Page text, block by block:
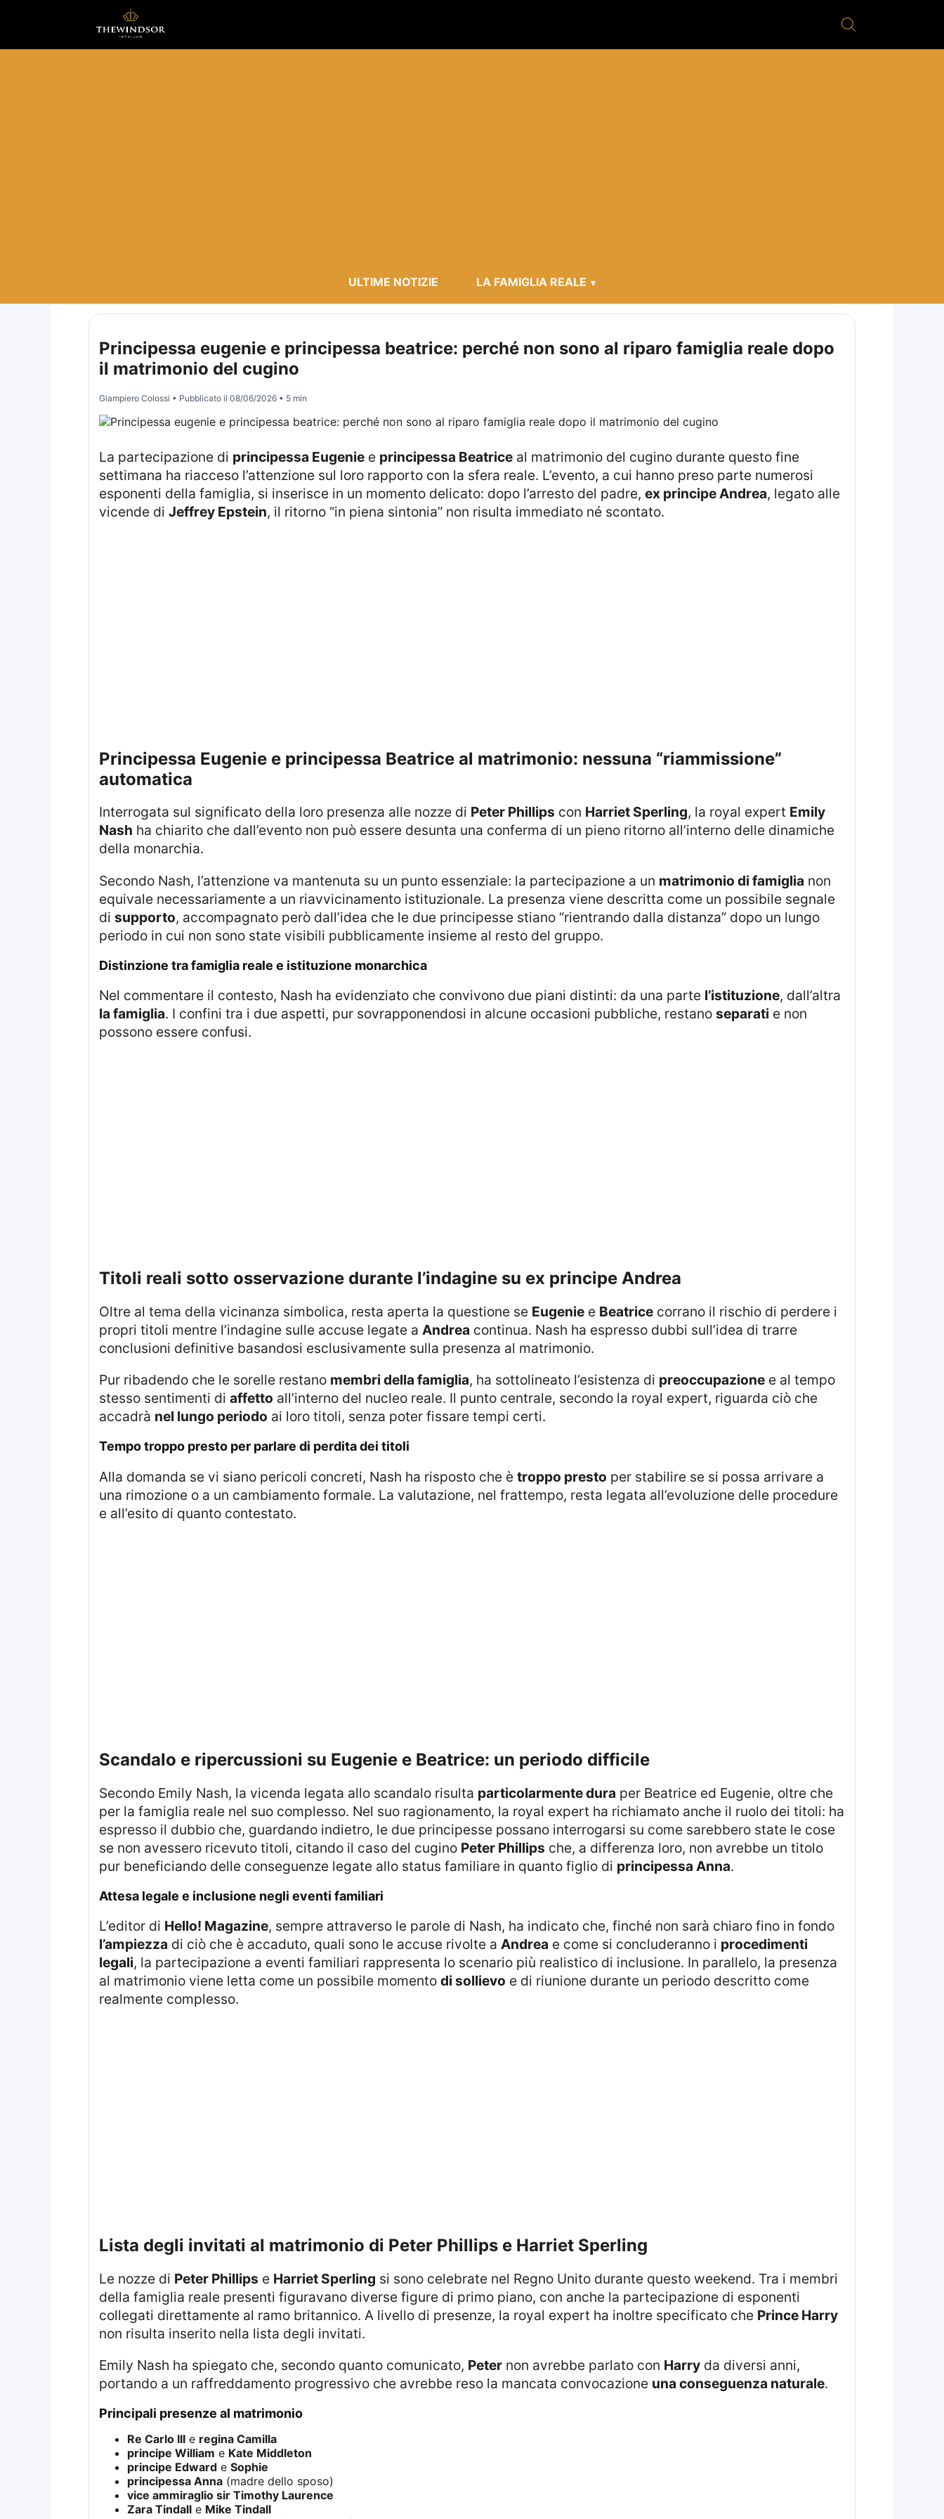
ULTIME NOTIZIE LA FAMIGLIA REALE
Principessa eugenie e principessa beatrice: perché non sono al riparo famiglia reale dopo
il matrimonio del cugino
Giampiero Colossi • Pubblicato il 08/06/2026• 5 min
La partecipazione di principessa Eugeniee principessa Beatriceal matrimonio del cugino durante questo fine
settimana ha riacceso l’attenzione sul loro rapporto con la sfera reale. L’evento, a cui hanno preso parte numerosi
esponenti della famiglia, si inserisce in un momento delicato: dopo l’arresto del padre, ex principe Andrea, legato alle
vicende di Jeffrey Epstein, il ritorno “in piena sintonia” non risulta immediato né scontato.
principessa Eugenie e principessa Beatrice al matrimonio: nessuna “riammissione”
automatica
Interrogata sul significato della loro presenza alle nozze di Peter Phillips con Harriet Sperling, la royal expert Emily
Nash ha chiarito che dall’evento non può essere desunta una conferma di un pieno ritorno all’interno delle dinamiche
della monarchia.
Secondo Nash, l’attenzione va mantenuta su un punto essenziale: la partecipazione a un matrimonio di famiglia non
equivale necessariamente a un riavvicinamento istituzionale. La presenza viene descritta come un possibile segnale
di supporto, accompagnato però dall’idea che le due principesse stiano “rientrando dalla distanza” dopo un lungo
periodo in cui non sono state visibili pubblicamente insieme al resto del gruppo.
distinzione tra famiglia reale e istituzione monarchica
Nel commentare il contesto, Nash ha evidenziato che convivono due piani distinti: da una parte l’istituzione, dall’altra
la famiglia. I confini tra i due aspetti, pur sovrapponendosi in alcune occasioni pubbliche, restano separati e non
possono essere confusi.
titoli reali sotto osservazione durante l’indagine su ex principe Andrea
Oltre al tema della vicinanza simbolica, resta aperta la questione se Eugeniee Beatricecorrano il rischio di perdere i
propri titoli mentre l’indagine sulle accuse legate a Andrea continua. Nash ha espresso dubbi sull’idea di trarre
conclusioni definitive basandosi esclusivamente sulla presenza al matrimonio.
Pur ribadendo che le sorelle restano membri della famiglia, ha sottolineato l’esistenza di preoccupazionee al tempo
stesso sentimenti di affetto all’interno del nucleo reale. Il punto centrale, secondo la royal expert, riguarda ciò che
accadrà nel lungo periodo ai loro titoli, senza poter fissare tempi certi.
tempo troppo presto per parlare di perdita dei titoli
Alla domanda se vi siano pericoli concreti, Nash ha risposto che è troppo presto per stabilire se si possa arrivare a
una rimozione o a un cambiamento formale. La valutazione, nel frattempo, resta legata all’evoluzione delle procedure
e all’esito di quanto contestato.
scandalo e ripercussioni su Eugenie e Beatrice: un periodo difficile
Secondo Emily Nash, la vicenda legata allo scandalo risulta particolarmente dura per Beatrice ed Eugenie, oltre che
per la famiglia reale nel suo complesso. Nel suo ragionamento, la royal expert ha richiamato anche il ruolo dei titoli: ha
espresso il dubbio che, guardando indietro, le due principesse possano interrogarsi su come sarebbero state le cose
se non avessero ricevuto titoli, citando il caso del cugino Peter Phillips che, a differenza loro, non avrebbe un titolo
pur beneficiando delle conseguenze legate allo status familiare in quanto figlio di principessa Anna.
attesa legale e inclusione negli eventi familiari
L’editor di Hello! Magazine, sempre attraverso le parole di Nash, ha indicato che, finché non sarà chiaro fino in fondo
l’ampiezza di ciò che è accaduto, quali sono le accuse rivolte a Andrea e come si concluderanno i procedimenti
legali, la partecipazione a eventi familiari rappresenta lo scenario più realistico di inclusione. In parallelo, la presenza
al matrimonio viene letta come un possibile momento di sollievo e di riunione durante un periodo descritto come
realmente complesso.
lista degli invitati al matrimonio di Peter Phillips e Harriet Sperling
Le nozze di Peter Phillips e Harriet Sperling si sono celebrate nel Regno Unito durante questo weekend. Tra i membri
della famiglia reale presenti figuravano diverse figure di primo piano, con anche la partecipazione di esponenti
collegati direttamente al ramo britannico. A livello di presenze, la royal expert ha inoltre specificato che Prince Harry
non risulta inserito nella lista degli invitati.
Emily Nash ha spiegato che, secondo quanto comunicato, Peternon avrebbe parlato con Harryda diversi anni,
portando a un raffreddamento progressivo che avrebbe reso la mancata convocazione una conseguenza naturale.
principali presenze al matrimonio
Re Carlo IIIe regina Camilla
principe William e Kate Middleton
principe Edwarde Sophie
principessa Anna(madre dello sposo)
vice ammiraglio sir Timothy Laurence
Zara Tindalle Mike Tindall